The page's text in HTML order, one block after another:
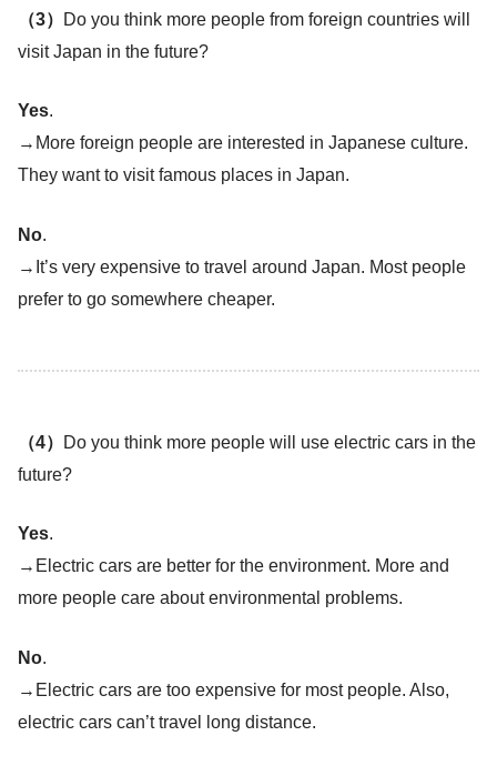
（3） Do you think more people from foreign countries will
visit Japan in the future?
Yes.
→More foreign people are interested in Japanese culture.
They want to visit famous places in Japan.
No.
→It’s very expensive to travel around Japan. Most people
prefer to go somewhere cheaper.
（4） Do you think more people will use electric cars in the
future?
Yes.
→Electric cars are better for the environment. More and
more people care about environmental problems.
No
→Electric cars are too expensive for most people. Also,
electric cars can’t travel long distance.